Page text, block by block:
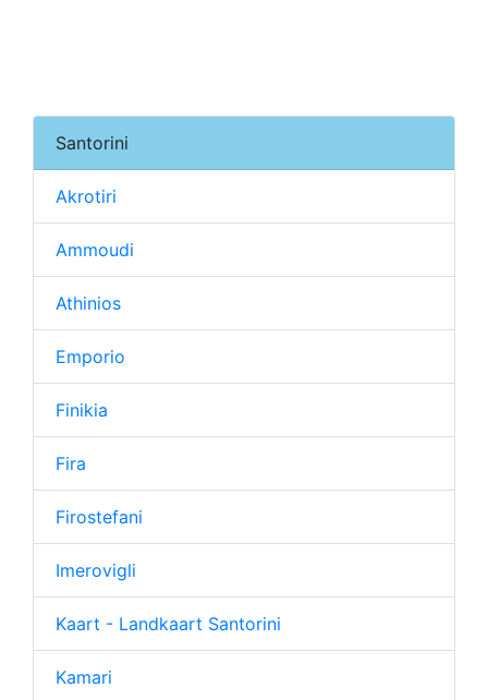
Santorini
Akrotiri
Ammoudi
Athinios
Emporio
Finikia
Fira
Firostefani
Imerovigli
Kaart - Landkaart Santorini
Kamari